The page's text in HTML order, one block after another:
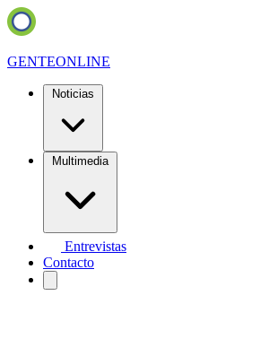
GENTEONLINE
Noticias
Multimedia
Entrevistas
Contacto